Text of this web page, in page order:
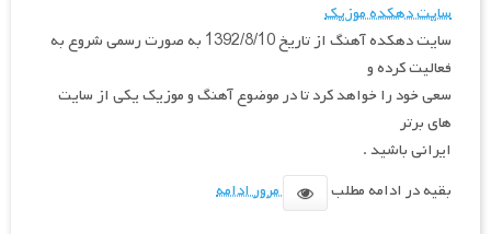
سایت دهکده موزیک
سایت دهکده آهنگ از تاریخ 1392/8/10 به صورت رسمی شروع به
فعالیت کرده و
سعی خود را خواهد کرد تا در موضوع آهنگ و موزیک یکی از سایت
های برتر
ایرانی باشید .
بقیه در ادامه مطلب
مرور ادامه